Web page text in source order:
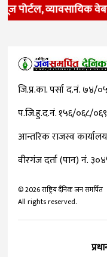
व्यावसायिक
जि.प्र.का. पर्सा द.नं. ७४/
प.जि.हु.द.नं. १५६/०६८/०६९
आन्तरिक राजस्व
वीरगंज दर्ता (पान) नं.
©2026राष्ट्रिय दैनिक जन समर्पित
All rights reserved.